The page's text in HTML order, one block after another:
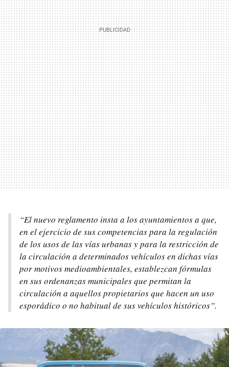
“El nuevo reglamento insta a los ayuntamientos a que,
en el ejercicio de sus competencias para la regulación
de los usos de las vías urbanas y para la restricción de
la circulación a determinados vehículos en dichas vías
por motivos medioambientales, establezcan fórmulas
en sus ordenanzas municipales que permitan la
circulación a aquellos propietarios que hacen un uso
esporádico o no habitual de sus vehículos históricos”.